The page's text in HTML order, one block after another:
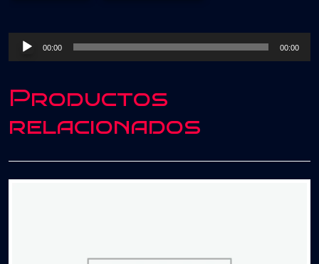
(Redrum
Intro
cantidad
Reproductor
de
00:00 00:00
Productos
relacionados